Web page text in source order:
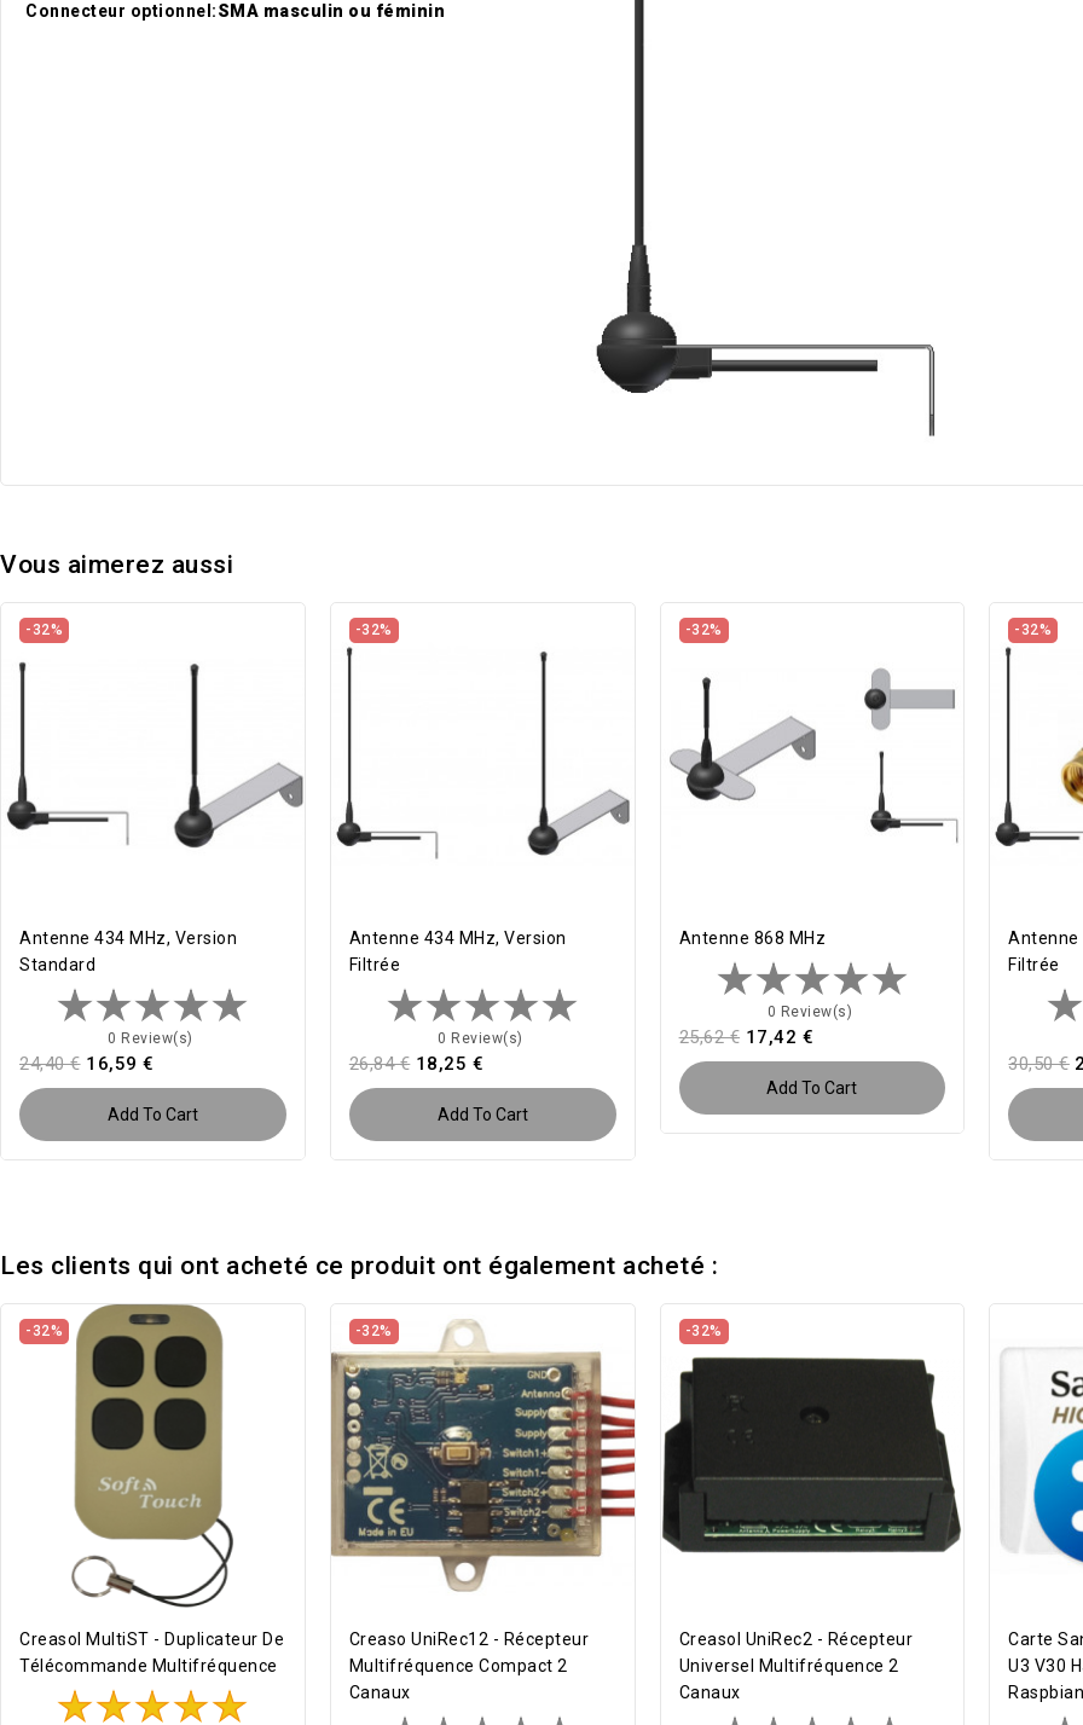
Connecteur optionnel:SMA masculin ou féminin
Vous aimerez aussi
Antenne 434 MHz, Version
Standard
0 Review(s)
24,40 € 16,59 €
Add To Cart
-32%
Antenne 434 MHz, Version
Filtrée
0 Review(s)
26,84 € 18,25 €
Add To Cart
-32%
Antenne 868 MHz
0 Review(s)
25,62 € 17,42 €
Add To Cart
-32%
Antenne
Filtrée
30,50 €
-32%
Les clients qui ont acheté ce produit ont également acheté :
Creasol MultiST - Duplicateur De
Télécommande Multifréquence
-32%
Creaso UniRec12 - Récepteur
Multifréquence Compact 2
Canaux
-32%
Creasol UniRec2 - Récepteur
Universel Multifréquence 2
Canaux
-32%
Carte
U3 V30